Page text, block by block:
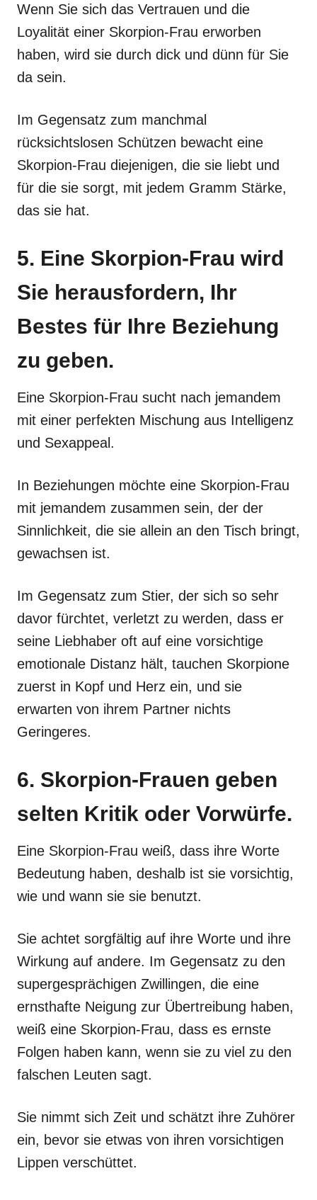
Wenn Sie sich das Vertrauen und die
Loyalität einer Skorpion-Frau erworben
haben, wird sie durch dick und dünn für Sie
da sein.
Im Gegensatz zum manchmal
rücksichtslosen Schützen bewacht eine
Skorpion-Frau diejenigen, die sie liebt und
für die sie sorgt, mit jedem Gramm Stärke,
das sie hat.
5. Eine Skorpion-Frau wird
Sie herausfordern, Ihr
Bestes für Ihre Beziehung
zu geben.
Eine Skorpion-Frau sucht nach jemandem
mit einer perfekten Mischung aus Intelligenz
und Sexappeal.
In Beziehungen möchte eine Skorpion-Frau
mit jemandem zusammen sein, der der
Sinnlichkeit, die sie allein an den Tisch bringt,
gewachsen ist.
Im Gegensatz zum Stier, der sich so sehr
davor fürchtet, verletzt zu werden, dass er
seine Liebhaber oft auf eine vorsichtige
emotionale Distanz hält, tauchen Skorpione
zuerst in Kopf und Herz ein, und sie
erwarten von ihrem Partner nichts
Geringeres.
6. Skorpion-Frauen geben
selten Kritik oder Vorwürfe.
Eine Skorpion-Frau weiß, dass ihre Worte
Bedeutung haben, deshalb ist sie vorsichtig,
wie und wann sie sie benutzt.
Sie achtet sorgfältig auf ihre Worte und ihre
Wirkung auf andere. Im Gegensatz zu den
supergesprächigen Zwillingen, die eine
ernsthafte Neigung zur Übertreibung haben,
weiß eine Skorpion-Frau, dass es ernste
Folgen haben kann, wenn sie zu viel zu den
falschen Leuten sagt.
Sie nimmt sich Zeit und schätzt ihre Zuhörer
ein, bevor sie etwas von ihren vorsichtigen
Lippen verschüttet.